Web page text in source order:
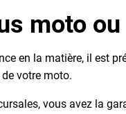
moto
en la matière, il est
votre moto.
vous avez la